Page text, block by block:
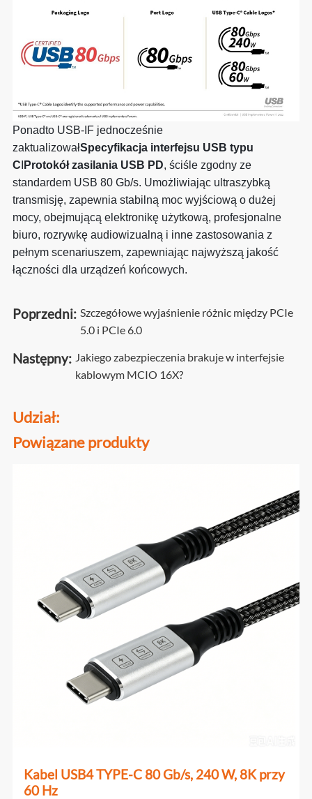
Ponadto USB-IF jednocześnie
zaktualizowałSpecyfikacja interfejsu USB typu
C Protokół zasilania USB PD, ściśle zgodny ze
standardem USB 80 Gb/s. Umożliwiając ultraszybką
transmisję, zapewnia stabilną moc wyjściową o dużej
mocy, obejmującą elektronikę użytkową, profesjonalne
biuro, rozrywkę audiowizualną i inne zastosowania z
pełnym scenariuszem, zapewniając najwyższą jakość
łączności dla urządzeń końcowych.
Poprzedni: Szczegółowe wyjaśnienie różnic między PCIe
5.0 i PCIe 6.0
Następny: Jakiego zabezpieczenia brakuje w interfejsie
kablowym MCIO 16X?
Udział:
Powiązane produkty
Kabel USB4 TYPE-C 80 Gb/s, 240 W, 8K przy
60 Hz